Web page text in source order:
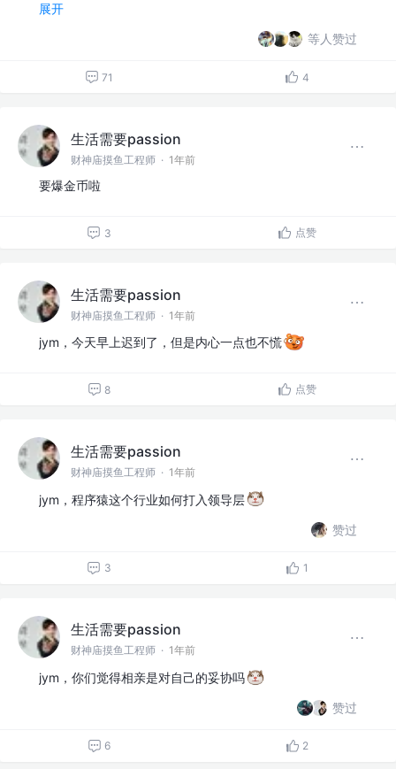
展开
等人赞过
71 4
生活需要passion
财神庙摸鱼工程师 · 1年前
要爆金币啦
3 点赞
生活需要passion
财神庙摸鱼工程师 · 1年前
jym，今天早上迟到了，但是内心一点也不慌
8 点赞
生活需要passion
财神庙摸鱼工程师 · 1年前
jym，程序猿这个行业如何打入领导层
赞过
3 1
生活需要passion
财神庙摸鱼工程师 · 1年前
jym，你们觉得相亲是对自己的妥协吗
赞过
6 2